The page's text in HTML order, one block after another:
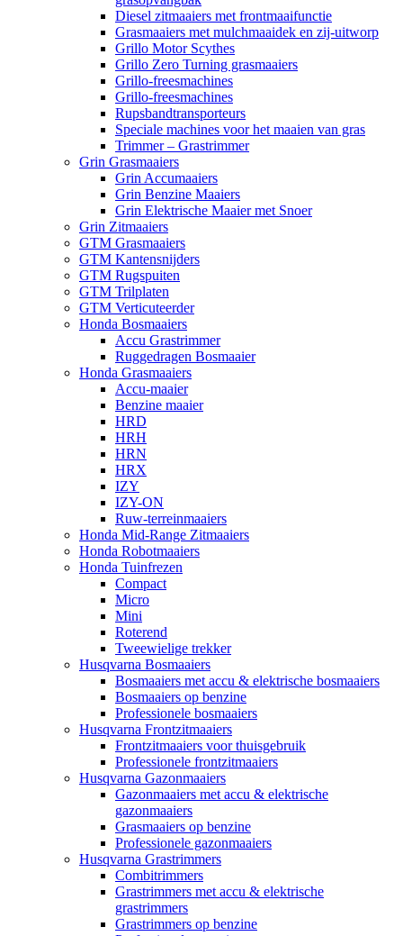
Diesel zitmaaiers met frontmaaifunctie
Grasmaaiers met mulchmaaidek en zij-uitworp
Grillo Motor Scythes
Grillo Zero Turning grasmaaiers
Grillo-freesmachines
Grillo-freesmachines
Rupsbandtransporteurs
Speciale machines voor het maaien van gras
Trimmer – Grastrimmer
Grin Grasmaaiers
Grin Accumaaiers
Grin Benzine Maaiers
Grin Elektrische Maaier met Snoer
Grin Zitmaaiers
GTM Grasmaaiers
GTM Kantensnijders
GTM Rugspuiten
GTM Trilplaten
GTM Verticuteerder
Honda Bosmaaiers
Accu Grastrimmer
Ruggedragen Bosmaaier
Honda Grasmaaiers
Accu-maaier
Benzine maaier
HRD
HRH
HRN
HRX
IZY
IZY-ON
Ruw-terreinmaaiers
Honda Mid-Range Zitmaaiers
Honda Robotmaaiers
Honda Tuinfrezen
Compact
Micro
Mini
Roterend
Tweewielige trekker
Husqvarna Bosmaaiers
Bosmaaiers met accu & elektrische bosmaaiers
Bosmaaiers op benzine
Professionele bosmaaiers
Husqvarna Frontzitmaaiers
Frontzitmaaiers voor thuisgebruik
Professionele frontzitmaaiers
Husqvarna Gazonmaaiers
Gazonmaaiers met accu & elektrische
gazonmaaiers
Grasmaaiers op benzine
Professionele gazonmaaiers
Husqvarna Grastrimmers
Combitrimmers
Grastrimmers met accu & elektrische
grastrimmers
Grastrimmers op benzine